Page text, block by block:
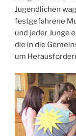
Jugendlichen
festgefahrene
und jeder Junge
die in die
um